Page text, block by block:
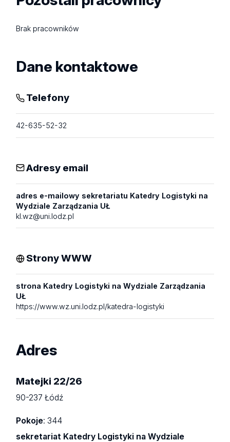
Brak pracowników
Dane kontaktowe
Telefony
42-635-52-32
Adresy email
adres e-mailowy sekretariatu Katedry Logistyki na
Wydziale Zarządzania UŁ
kl.wz@uni.lodz.pl
Strony WWW
strona Katedry Logistyki na Wydziale Zarządzania
UŁ
https://www.wz.uni.lodz.pl/katedra-logistyki
Adres
Matejki 22/26
90-237 Łódź
Pokoje: 344
sekretariat Katedry Logistyki na Wydziale